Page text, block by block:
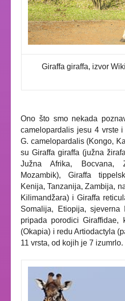
Giraffa giraffa, izvor
Ono što smo nekada
camelopardalis jesu 4 vrste i
G. camelopardalis (Kongo,
suGiraffa giraffa (južna
Južna Afrika, Bocvana,
Mozambik), Giraffa
Kenija, Tanzanija, Zambija,
Kilimandžara) i Giraffa
Somalija, Etiopija, sjeverna
pripada porodici
(Okapia) i redu Artiodactyla
11 vrsta, od kojih je 7 izumrlo.